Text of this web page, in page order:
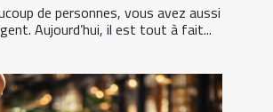
de personnes, vous avez aussi
Aujourd’hui, il est tout à fait...